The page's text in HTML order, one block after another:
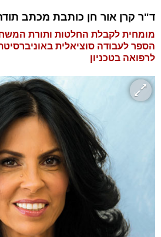
ד"ר קרן אור חן כותבת מכתב
מומחית לקבלת החלטות ותורת
הספר לעבודה סוציאלית
לרפואה בטכניון